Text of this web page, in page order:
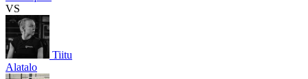
VS
Tiitu
Alatalo